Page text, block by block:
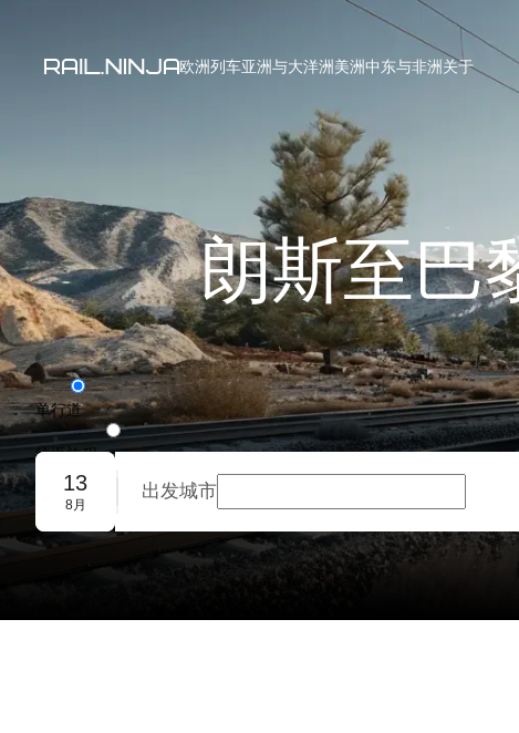
欧洲列车亚洲与大洋洲美洲中东与非洲关于
朗斯至巴
单行道
往返旅程
团体预订
13
8月
出发城市